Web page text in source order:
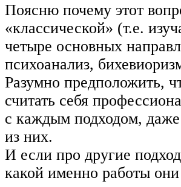
Поясню почему этот
«классической» (т.е.
четыре основных
психоанализ,
Разумно предположить,
считать себя
с каждым подходом,
из них.
И если про другие
какой именно работы